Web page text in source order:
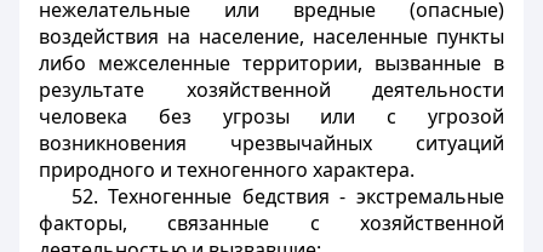
нежелательные или вредные (опасные)
воздействия на население, населенные пункты
либо межселенные территории, вызванные в
результате хозяйственной деятельности
человека без угрозы или с угрозой
возникновения чрезвычайных ситуаций
природного и техногенного характера.
52. Техногенные бедствия - экстремальные
факторы, связанные с хозяйственной